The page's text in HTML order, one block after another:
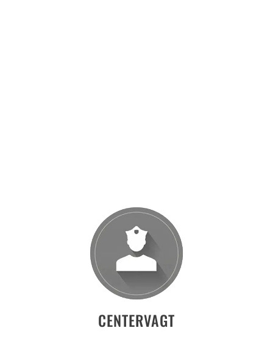
Professionel vagttjeneste i mere end 40
år
CENTERVAGT